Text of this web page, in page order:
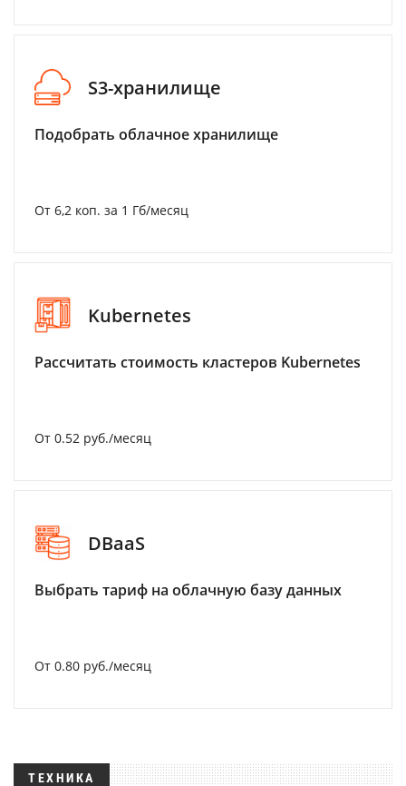
S3-хранилище
Подобрать облачное хранилище
От 6,2 коп. за 1 Гб/месяц
Kubernetes
Рассчитать стоимость кластеров Kubernetes
От 0.52 руб./месяц
DBaaS
Выбрать тариф на облачную базу данных
От 0.80 руб./месяц
ТЕХНИКА